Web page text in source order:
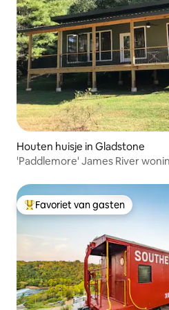
Houten huisje in Gladstone
'Paddlemore' James River
Topfavoriet van gasten
Favoriet van gasten